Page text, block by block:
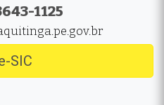
1125
SIC